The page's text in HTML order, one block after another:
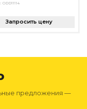
ODD11114
Запросить цену
предложения —